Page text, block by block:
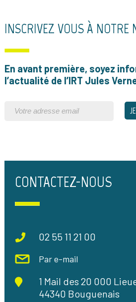
INSCRIVEZ VOUS À NOTRE
En avant première, soyez
l’actualité de l’IRT Jules
CONTACTEZ-NOUS
02 55 11 21 00
Par e-mail
1 Mail des 20 000
44340 Bouguenais